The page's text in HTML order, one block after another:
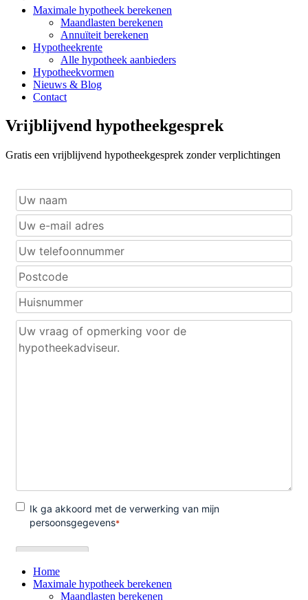
Maximale hypotheek berekenen
Maandlasten berekenen
Annuïteit berekenen
Hypotheekrente
Alle hypotheek aanbieders
Hypotheekvormen
Nieuws & Blog
Contact
Vrijblijvend hypotheekgesprek
Gratis een vrijblijvend hypotheekgesprek zonder verplichtingen
Home
Maximale hypotheek berekenen
Maandlasten berekenen